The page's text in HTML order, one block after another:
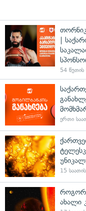
|
54 წუთის
ერთი
15
როგორ
ახალი